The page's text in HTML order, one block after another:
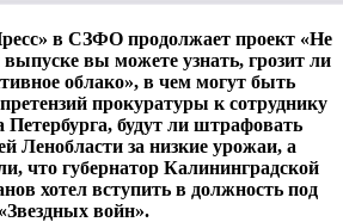
в СЗФО продолжает проект «Не
вы можете узнать, грозит ли
облако», в чем могут быть
прокуратуры к сотруднику
Петербурга, будут ли штрафовать
Ленобласти за низкие урожаи, а
что губернатор Калининградской
хотел вступить в должность под
войн».